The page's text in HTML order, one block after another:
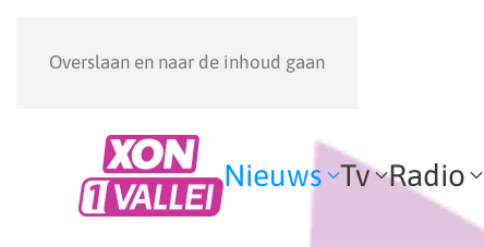
Overslaan en naar de inhoud gaan
Nieuws Tv Radio